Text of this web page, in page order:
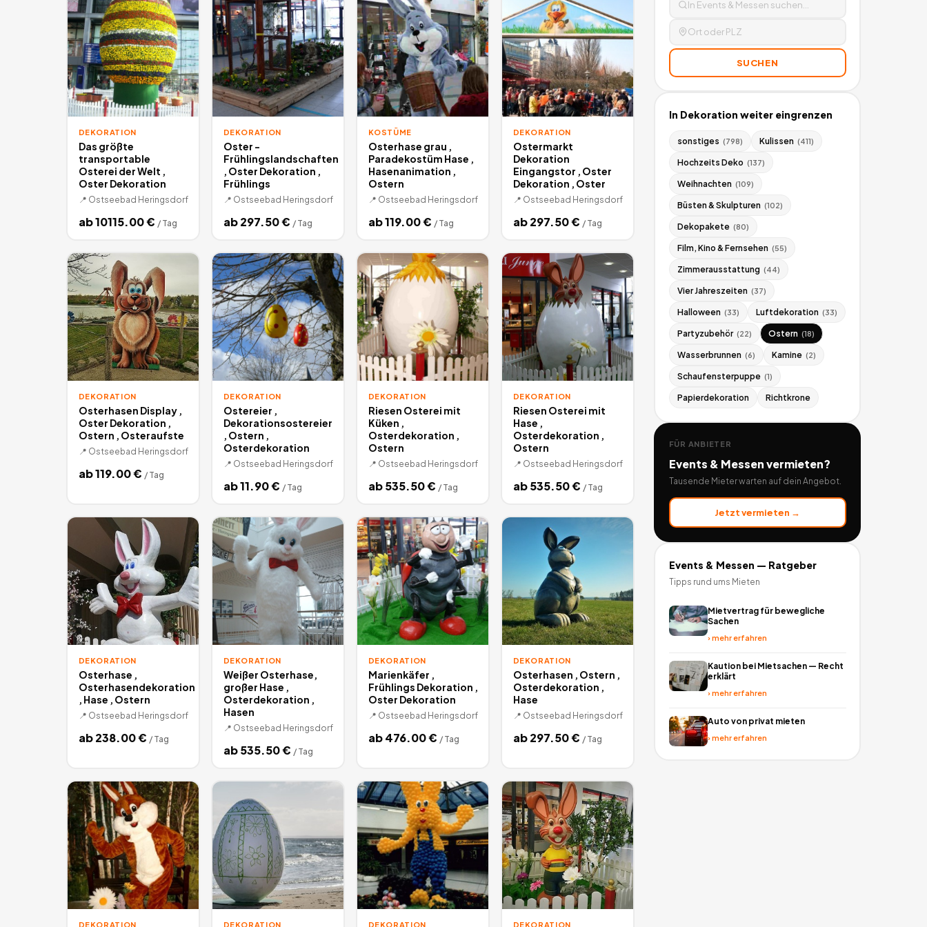
DEKORATION
Das größte
transportable
Osterei der Welt ,
Oster Dekoration
📍 Ostseebad Heringsdorf
ab10115.00€ / Tag
DEKORATION
Oster -
Frühlingslandschaften
, Oster Dekoration ,
Frühlings
📍 Ostseebad Heringsdorf
ab297.50€ / Tag
KOSTÜME
Osterhase grau ,
Paradekostüm Hase ,
Hasenanimation ,
Ostern
📍 Ostseebad Heringsdorf
ab119.00€ / Tag
DEKORATION
Ostermarkt
Dekoration
Eingangstor , Oster
Dekoration , Oster
📍 Ostseebad Heringsdorf
ab297.50€ / Tag
DEKORATION
Osterhasen Display ,
Oster Dekoration ,
Ostern , Osteraufste
📍 Ostseebad Heringsdorf
ab119.00€ / Tag
DEKORATION
Ostereier ,
Dekorationsostereier
, Ostern ,
Osterdekoration
📍 Ostseebad Heringsdorf
ab11.90€ / Tag
DEKORATION
Riesen Osterei mit
Küken ,
Osterdekoration ,
Ostern
📍 Ostseebad Heringsdorf
ab535.50€ / Tag
DEKORATION
Riesen Osterei mit
Hase ,
Osterdekoration ,
Ostern
📍 Ostseebad Heringsdorf
ab535.50€ / Tag
DEKORATION
Osterhase ,
Osterhasendekoration
, Hase , Ostern
📍 Ostseebad Heringsdorf
ab238.00€ / Tag
DEKORATION
Weißer Osterhase,
großer Hase ,
Osterdekoration ,
Hasen
📍 Ostseebad Heringsdorf
ab535.50€ / Tag
DEKORATION
Marienkäfer ,
Frühlings Dekoration ,
Oster Dekoration
📍 Ostseebad Heringsdorf
ab476.00€ / Tag
DEKORATION
Osterhasen , Ostern ,
Osterdekoration ,
Hase
📍 Ostseebad Heringsdorf
ab297.50€ / Tag
DEKORATION DEKORATION DEKORATION DEKORATION
SUCHEN
In Dekoration weiter eingrenzen
sonstiges (798) Kulissen (411)
Hochzeits Deko (137)
Weihnachten (109)
Büsten & Skulpturen (102)
Dekopakete (80)
Film, Kino & Fernsehen (55)
Zimmerausstattung (44)
Vier Jahreszeiten (37)
Halloween (33) Luftdekoration (33)
Partyzubehör (22) Ostern (18)
Wasserbrunnen (6) Kamine (2)
Schaufensterpuppe (1)
Papierdekoration Richtkrone
FÜR ANBIETER
Events & Messenvermieten?
Tausende Mieter warten auf dein Angebot.
Jetzt vermieten →
Events & Messen — Ratgeber
Tipps rund ums Mieten
Mietvertrag für bewegliche
Sachen
›mehr erfahren
Kaution bei Mietsachen — Recht
erklärt
›mehr erfahren
Auto von privat mieten
›mehr erfahren